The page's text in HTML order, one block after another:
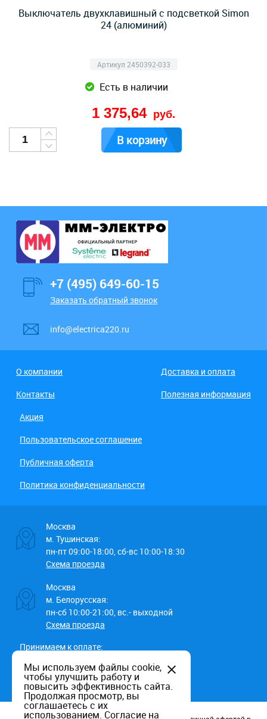
Выключатель двухклавишный с подсветкой Simon
24 (алюминий)
Артикул 2450392-033
Есть в наличии
1 375,64 руб.
В корзину
+7 (495) 649-60-15
Заказать обратный звонок
info@electrica220.ru
О компании
Доставка и оплата
Контакты
Полезная информация
Акция
Пользовательское соглашение
Публичная оферта
Политика конфиденциальности
Москва
м. Тушинская:
пн-пт 09:00-18:00, сб-вс 10:00-18:30
Схема проезда
Москва
м. Белорусская:
пн-сб 10:00-21:00, вс.- выходной
Схема проезда
Принимаем к оплате:
Мы используем файлы cookie,
чтобы улучшить работу и
повысить эффективность сайта.
Продолжая просмотр, вы
соглашаетесь с их
использованием. Согласие на